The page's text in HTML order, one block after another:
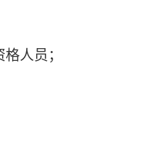
人员；